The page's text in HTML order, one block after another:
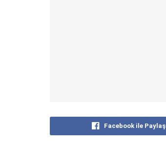
Facebook ile Paylaş